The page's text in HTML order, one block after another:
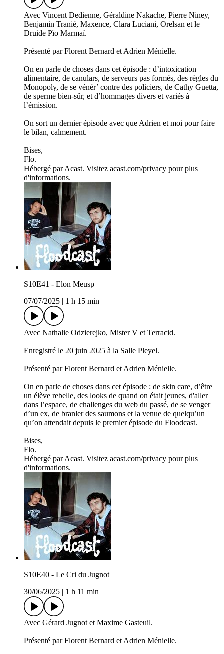
Avec Vincent Dedienne, Géraldine Nakache, Pierre Niney,
Benjamin Tranié, Maxence, Clara Luciani, Orelsan et le
Druide Pïo Marmaï.
Présenté par Florent Bernard et Adrien Ménielle.
On en parle de choses dans cet épisode : d’intoxication
alimentaire, de canulars, de serveurs pas formés, des règles du
Monopoly, de se vénér’ contre des policiers, de Cathy Guetta,
de sperme bien-sûr, et d’hommages divers et variés à
l’émission.
On sort un dernier épisode avec que Adrien et moi pour faire
le bilan, calmement.
Bises,
Flo.
Hébergé par Acast. Visitez acast.com/privacy pour plus
d'informations.
S10E41 - Elon Meusp
07/07/2025
1 h 15 min
Avec Nathalie Odzierejko, Mister V et Terracid.
Enregistré le 20 juin 2025 à la Salle Pleyel.
Présenté par Florent Bernard et Adrien Ménielle.
On en parle de choses dans cet épisode : de skin care, d’être
un élève rebelle, des looks de quand on était jeunes, d'aller
dans l’espace, de challenges du web du passé, de se venger
d’un ex, de branler des saumons et la venue de quelqu’un
qu’on attendait depuis le premier épisode du Floodcast.
Bises,
Flo.
Hébergé par Acast. Visitez acast.com/privacy pour plus
d'informations.
S10E40 - Le Cri du Jugnot
30/06/2025
1 h 11 min
Avec Gérard Jugnot et Maxime Gasteuil.
Présenté par Florent Bernard et Adrien Ménielle.